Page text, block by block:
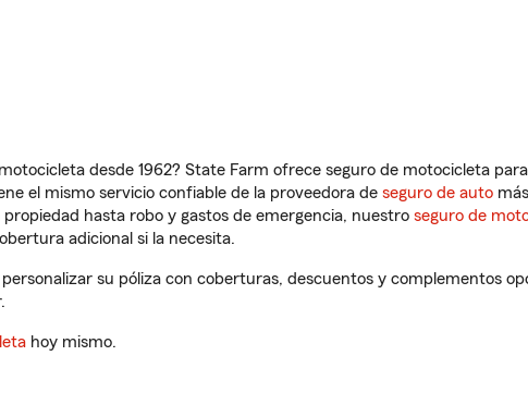
desde 1962? State Farm ofrece seguro de motocicleta
el mismo servicio confiable de la proveedora de seguro de auto
hasta robo y gastos de emergencia, nuestro seguro de
adicional si la necesita.
su póliza con coberturas, descuentos y complementos
hoy mismo.